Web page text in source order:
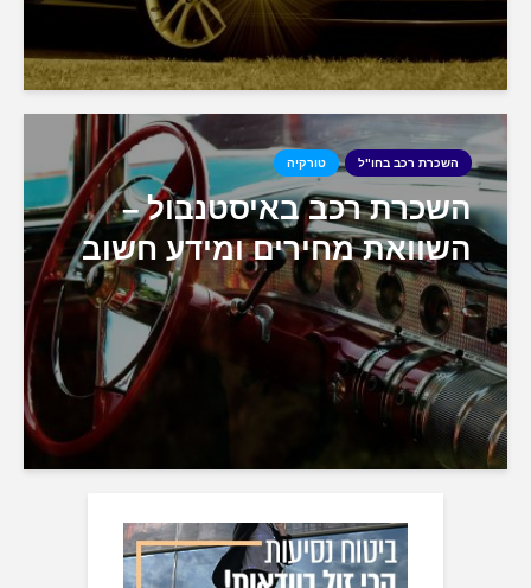
השכרת רכב בחו"ל טורקיה
השכרת רכב באיסטנבול –
השוואת מחירים ומידע חשוב